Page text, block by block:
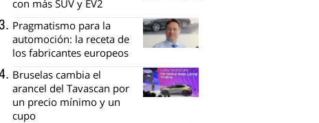
con más SUV y EV2
Pragmatismo para la
automoción: la receta de
los fabricantes europeos
Bruselas cambia el
arancel del Tavascan por
un precio mínimo y un
cupo